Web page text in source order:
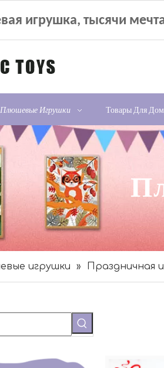
игрушка, тысячи
Плюшевые Игрушки Товары Для
игрушки » Праздничная